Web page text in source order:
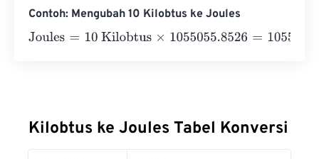
Contoh: Mengubah 10 Kilobtus ke Joules
Joules= 10 Kilobtus×1055055.8526=10550558.526
Kilobtus ke Joules Tabel Konversi